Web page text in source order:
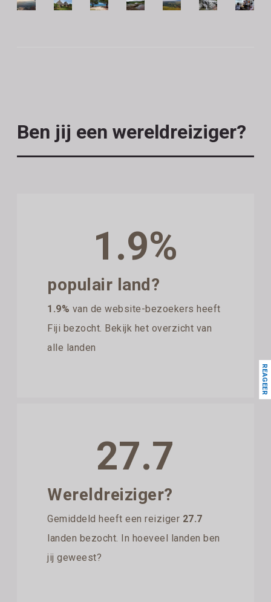
Ben jij een wereldreiziger?
1.9%
populair land?
1.9% van de website-bezoekers heeft
Fiji bezocht. Bekijk het overzicht van
alle landen
27.7
Wereldreiziger?
Gemiddeld heeft een reiziger 27.7
landen bezocht. In hoeveel landen ben
jij geweest?
REAGEER